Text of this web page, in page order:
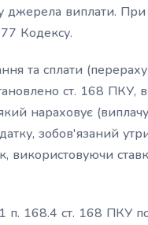
джерела виплати. При
Кодексу.
та сплати
ст. 168 ПКУ,
нараховує
зобов'язаний
використовуючи
п. 168.4 ст. 168 ПКУ